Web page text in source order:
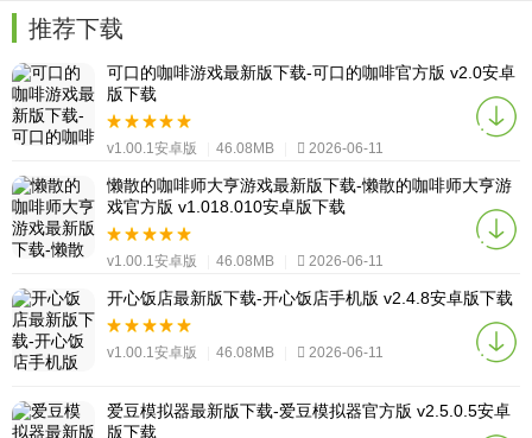
推荐下载
可口的咖啡游戏最新版下载-可口的咖啡官方版 v2.0安卓
版下载
v1.00.1安卓版 46.08MB 2026-06-11
懒散的咖啡师大亨游戏最新版下载-懒散的咖啡师大亨游
戏官方版 v1.018.010安卓版下载
v1.00.1安卓版 46.08MB 2026-06-11
开心饭店最新版下载-开心饭店手机版 v2.4.8安卓版下载
v1.00.1安卓版 46.08MB 2026-06-11
爱豆模拟器最新版下载-爱豆模拟器官方版 v2.5.0.5安卓
版下载